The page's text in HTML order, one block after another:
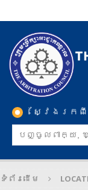
ស្វែងរក
ទំព័រដើម